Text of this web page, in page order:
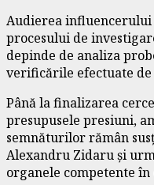
Audierea
procesului de
depinde de analiza
verificările efectuate
Până la finalizarea
presupusele presiuni,
semnăturilor rămân
Alexandru Zidaru și
organele competente